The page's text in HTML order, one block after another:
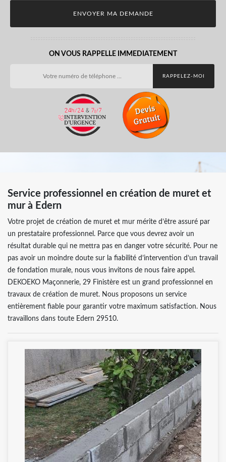
ON VOUS RAPPELLE IMMEDIATEMENT
Service professionnel en création de muret et
mur à Edern
Votre projet de création de muret et mur mérite d’être assuré par
un prestataire professionnel. Parce que vous devrez avoir un
résultat durable qui ne mettra pas en danger votre sécurité. Pour ne
pas avoir un moindre doute sur la fiabilité d’intervention d’un travail
de fondation murale, nous vous invitons de nous faire appel.
DEKOEKO Maçonnerie, 29 Finistère est un grand professionnel en
travaux de création de muret. Nous proposons un service
entièrement fiable pour garantir votre maximum satisfaction. Nous
travaillons dans toute Edern 29510.